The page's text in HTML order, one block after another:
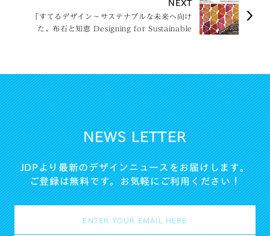
NEXT
「すてるデザイン〜サステナブルな未来へ向け
た、布石と知恵 Designing for Sustainable
NEWS LETTER
JDPより最新のデザインニュースをお届けします。
ご登録は無料です。お気軽にご利用ください！